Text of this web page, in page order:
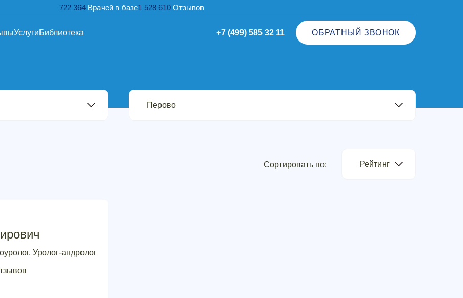
722 364 Врачей в базе1 528 610 Отзывов
УслугиБиблиотека +7 (499) 585 32 11 ОБРАТНЫЙ ЗВОНОК
Сортировать по: Рейтинг
Уролог-андролог